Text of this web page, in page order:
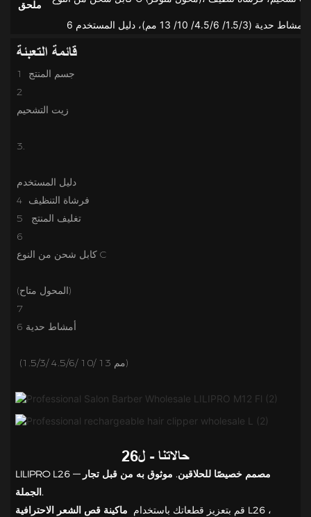
ملحق
قائمة التعبئة
1 جسم المنتج
2
دليل المستخدم
4 فرشاة التنظيف
5
تغليف المنتج
6
كابل شحن من النوع C
7
حالاتنا - ل26
LILIPRO L26 — مصمم خصيصًا للحلاقين. موثوق به من قبل تجار
الجملة.
قم بتعزيز قطعاتك باستخدام ماكينة قص الشعر الاحترافية L26 ،